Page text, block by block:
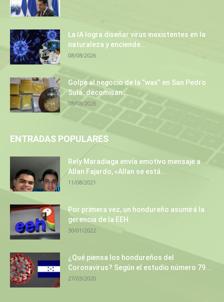
La IA logra diseñar virus inexistentes en la
naturaleza y enciende...
08/08/2026
Golpe al negocio de la “wax” en San Pedro
Sula: decomisan...
08/08/2026
ENTRADAS POPULARES
Rely Maradiaga envía emotivo mensaje a
Allan Fajardo, «Allan se está...
11/08/2021
Por primera vez, un hondureño asumirá la
gerencia de la EEH
30/01/2022
¿Qué piensa los hondureños del
Coronavirus? Según el estudio número 79...
27/03/2020